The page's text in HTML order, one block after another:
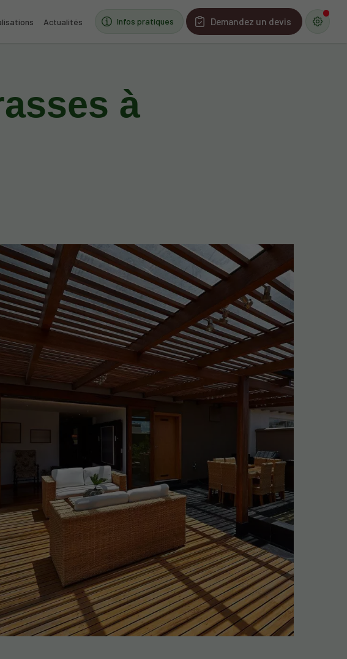
Actualités Infos pratiques Demandez un devis
à